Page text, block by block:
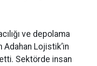
ve depolama
Lojistik’in
Sektörde insan